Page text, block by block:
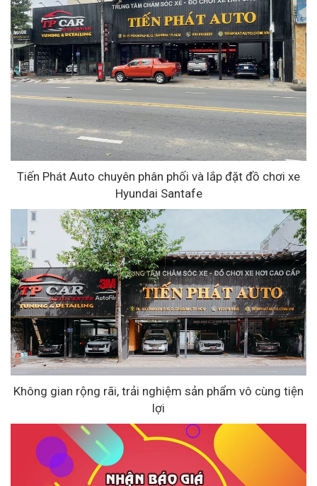
Tiến Phát Auto chuyên phân phối và lắp đặt đồ chơi xe
Hyundai Santafe
Không gian rộng rãi, trải nghiệm sản phẩm vô cùng tiện
lợi